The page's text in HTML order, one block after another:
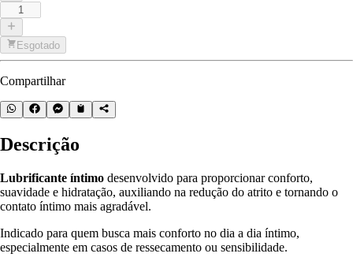
Esgotado
Compartilhar
Descrição
Lubrificante íntimo desenvolvido para proporcionar conforto,
suavidade e hidratação, auxiliando na redução do atrito e tornando o
contato íntimo mais agradável.
Indicado para quem busca mais conforto no dia a dia íntimo,
especialmente em casos de ressecamento ou sensibilidade.